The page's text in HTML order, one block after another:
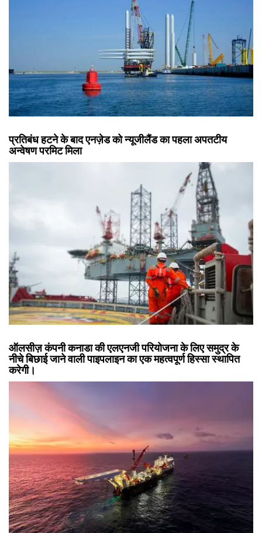
प्रतिबंध हटने के बाद एनज़ेड को न्यूजीलैंड का पहला अपतटीय
अन्वेषण परमिट मिला
ऑलसीज़ कंपनी कनाडा की एलएनजी परियोजना के लिए समुद्र के
नीचे बिछाई जाने वाली पाइपलाइन का एक महत्वपूर्ण हिस्सा स्थापित
करेगी।